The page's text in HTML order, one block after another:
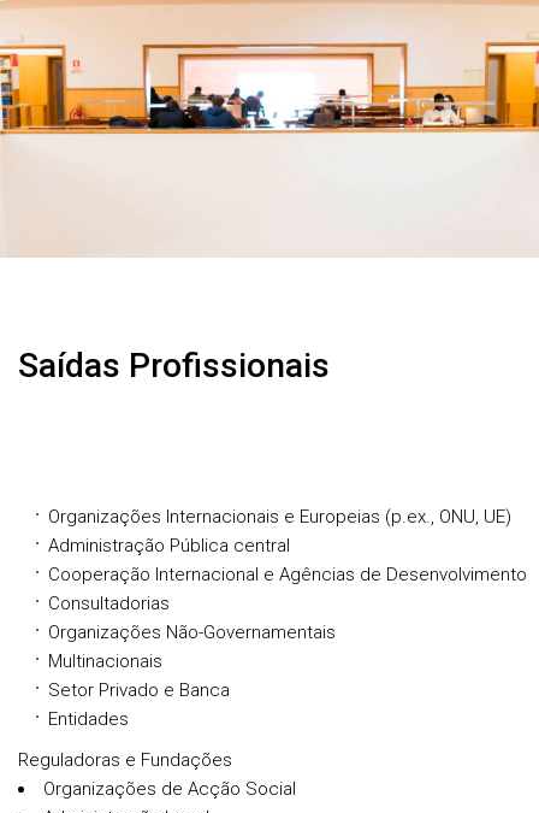
Saídas Profissionais
Organizações Internacionais e Europeias (p.ex., ONU, UE)
Administração Pública central
Cooperação Internacional e Agências de Desenvolvimento
Consultadorias
Organizações Não-Governamentais
Multinacionais
Setor Privado e Banca
Entidades
Reguladoras e Fundações
Organizações de Acção Social